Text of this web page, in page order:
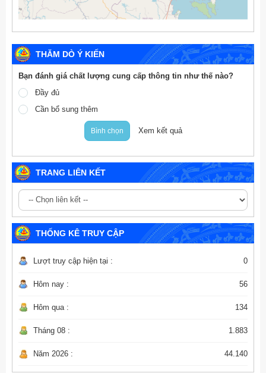
THĂM DÒ Ý KIẾN
Bạn đánh giá chất lượng cung cấp thông tin như thế nào?
Đầy đủ
Cần bổ sung thêm
Bình chọn Xem kết quả
TRANG LIÊN KẾT
THỐNG KÊ TRUY CẬP
Lượt truy cập hiện tại : 0
Hôm nay : 56
Hôm qua : 134
Tháng 08 : 1.883
Năm 2026 : 44.140